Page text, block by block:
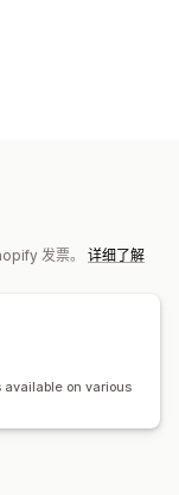
发票。 详细了解
available on various